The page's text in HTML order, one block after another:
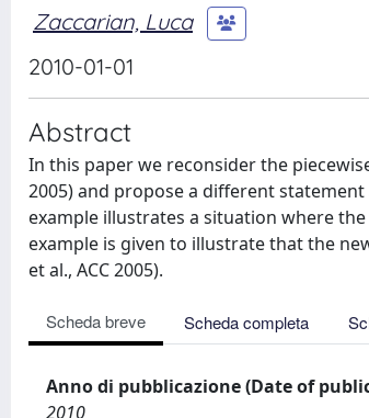
Zaccarian, Luca
2010-01-01
Abstract
In this paper we reconsider the
2005) and propose a different
example illustrates a situation where
example is given to illustrate that the
et al., ACC 2005).
Scheda breve Scheda completa
Anno di pubblicazione (Date of
2010